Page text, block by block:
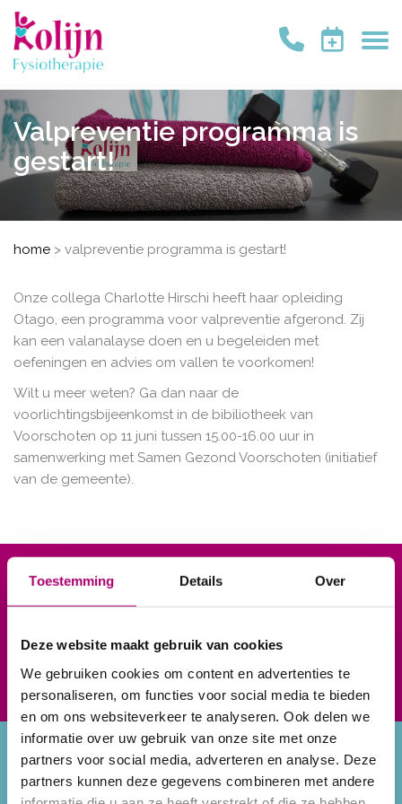
Toestemming Details Over
Deze website maakt gebruik van cookies
We gebruiken cookies om content en advertenties te
personaliseren, om functies voor social media te bieden
en om ons websiteverkeer te analyseren. Ook delen we
informatie over uw gebruik van onze site met onze
partners voor social media, adverteren en analyse. Deze
partners kunnen deze gegevens combineren met andere
Valpreventie programma is
gestart!
home > valpreventie programma is gestart!
Onze collega Charlotte Hirschi heeft haar opleiding
Otago, een programma voor valpreventie afgerond. Zij
kan een valanalayse doen en u begeleiden met
oefeningen en advies om vallen te voorkomen!
Wilt u meer weten? Ga dan naar de
voorlichtingsbijeenkomst in de bibiliotheek van
Voorschoten op 11 juni tussen 15.00-16.00 uur in
samenwerking met Samen Gezond Voorschoten (initiatief
van de gemeente).
Komt u samen met ons
werken aan een gezond
Afspraak maken
De praktijk
Afspraak
Claudicatio
(Etalagebenen)